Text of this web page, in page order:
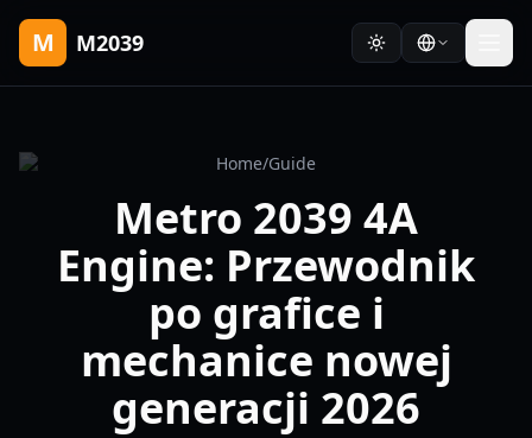
M M2039
Home/Guide
Metro 2039 4A
Engine: Przewodnik
po grafice i
mechanice nowej
generacji 2026